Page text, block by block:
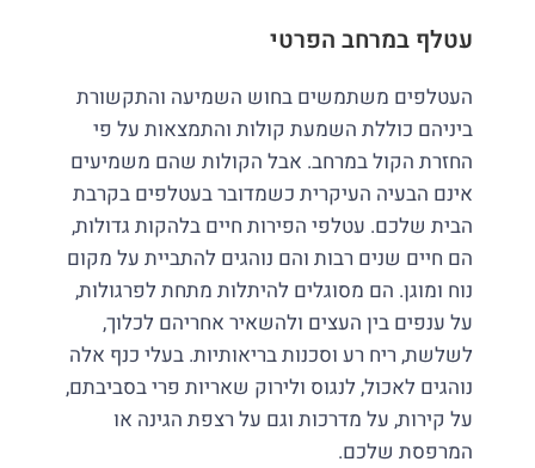
עטלף במרחב הפרטי
העטלפים משתמשים בחוש השמיעה והתקשורת
ביניהם כוללת השמעת קולות והתמצאות על פי
החזרת הקול במרחב. אבל הקולות שהם משמיעים
אינם הבעיה העיקרית כשמדובר בעטלפים בקרבת
הבית שלכם. עטלפי הפירות חיים בלהקות גדולות,
הם חיים שנים רבות והם נוהגים להתביית על מקום
נוח ומוגן. הם מסוגלים להיתלות מתחת לפרגולות,
על ענפים בין העצים ולהשאיר אחריהם לכלוך,
לשלשת, ריח רע וסכנות בריאותיות. בעלי כנף אלה
נוהגים לאכול, לנגוס ולירוק שאריות פרי בסביבתם,
על קירות, על מדרכות וגם על רצפת הגינה או
המרפסת שלכם.